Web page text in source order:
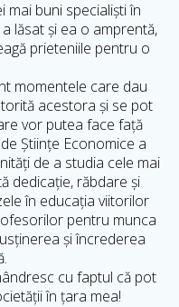
mai buni specialiști în
lăsat și ea o amprentă,
prieteniile pentru o
momentele care dau
acestora și se pot
vor putea face față
Științe Economice a
de a studia cele mai
dedicație, răbdare și
în educația viitorilor
pentru munca
și încrederea
cu faptul că pot
în țara mea!